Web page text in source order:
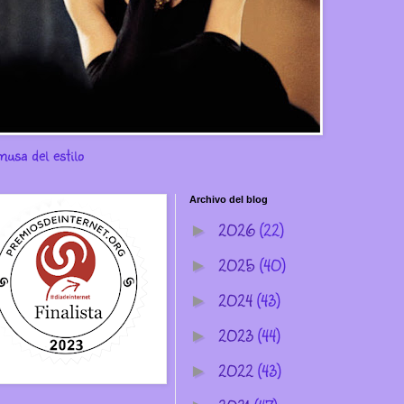
del estilo
Archivo del blog
► 2026(22)
► 2025(40)
► 2024(43)
► 2023(44)
► 2022(43)